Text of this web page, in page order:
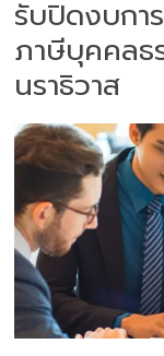
รับปิดงบกา
ภาษีบุคคลธ
นราธิวาส